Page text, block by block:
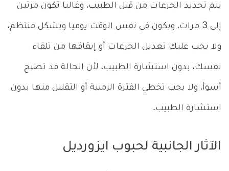
يتم تحديد الجرعات من قبل الطبيب، وغالبا تكون مرتين
إلى 3 مرات، ويكون في نفس الوقت يوميا وبشكل منتظم،
ولا يجب عليك تعديل الجرعات أو إيقافها من تلقاء
نفسك، بدون استشارة الطبيب، لأن الحالة قد تصبح
أسوأ، ولا يجب تخطي الفترة الزمنية أو التقليل منها بدون
استشارة الطبيب.
الآثار الجانبية لحبوب ايزورديل